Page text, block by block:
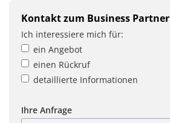
Kontakt zum Business Partner
Ich interessiere mich für:
ein Angebot
einen Rückruf
detaillierte Informationen
Ihre Anfrage